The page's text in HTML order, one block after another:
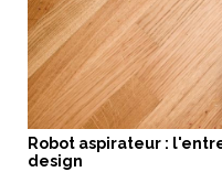
Robot aspirateur :
design